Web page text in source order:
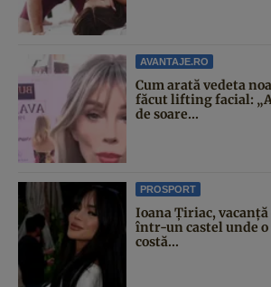
AVANTAJE.RO
Cum arată vedeta
făcut lifting facial:
de soare...
PROSPORT
Ioana Țiriac,
într-un castel unde o
costă...